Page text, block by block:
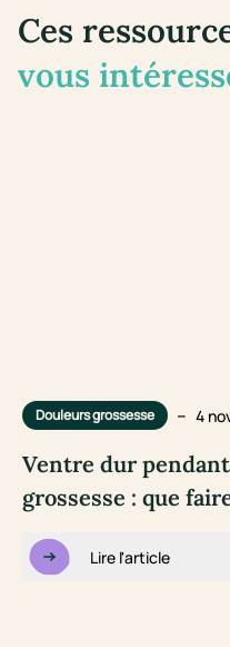
Ces
vous
Douleurs grossesse – 4
Ventre dur
grossesse : que
Lire l'article